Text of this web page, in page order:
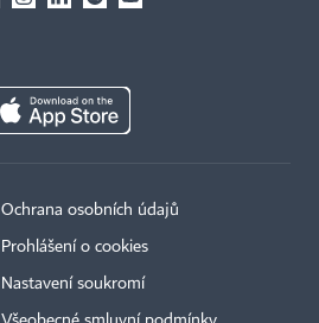
Ochrana osobních údajů
Prohlášení o cookies
Nastavení soukromí